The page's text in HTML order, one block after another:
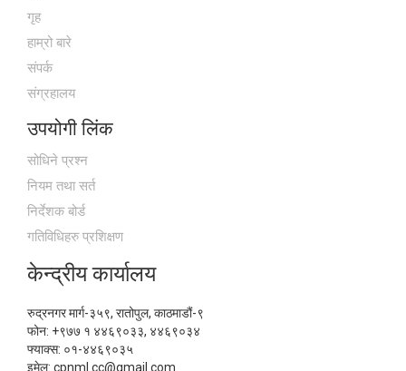
गृह
हाम्रो बारे
संपर्क
संग्रहालय
उपयोगी लिंक
सोधिने प्रश्न
नियम तथा सर्त
निर्देशक बोर्ड
गतिविधिहरु प्रशिक्षण
केन्द्रीय कार्यालय
रुद्रनगर मार्ग-३५९, रातोपुल, काठमाडौं-९
फोन: +९७७ १ ४४६९०३३, ४४६९०३४
फ्याक्स: ०१-४४६९०३५
इमेल: cpnml.cc@gmail.com